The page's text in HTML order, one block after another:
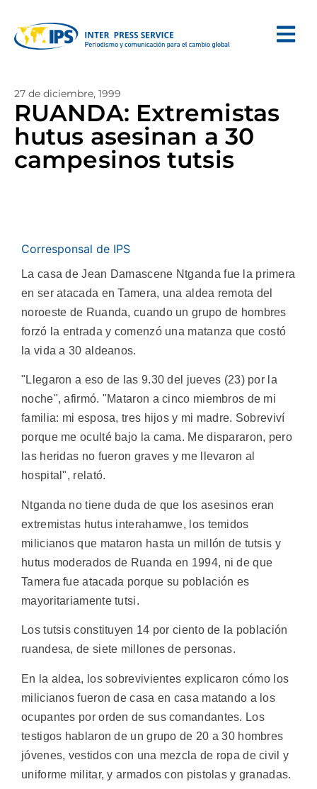
27 de diciembre, 1999
RUANDA: Extremistas
hutus asesinan a 30
campesinos tutsis
Corresponsal de IPS
La casa de Jean Damascene Ntganda fue la primera
en ser atacada en Tamera, una aldea remota del
noroeste de Ruanda, cuando un grupo de hombres
forzó la entrada y comenzó una matanza que costó
la vida a 30 aldeanos.
"Llegaron a eso de las 9.30 del jueves (23) por la
noche", afirmó. "Mataron a cinco miembros de mi
familia: mi esposa, tres hijos y mi madre. Sobreviví
porque me oculté bajo la cama. Me dispararon, pero
las heridas no fueron graves y me llevaron al
hospital", relató.
Ntganda no tiene duda de que los asesinos eran
extremistas hutus interahamwe, los temidos
milicianos que mataron hasta un millón de tutsis y
hutus moderados de Ruanda en 1994, ni de que
Tamera fue atacada porque su población es
mayoritariamente tutsi.
Los tutsis constituyen 14 por ciento de la población
ruandesa, de siete millones de personas.
En la aldea, los sobrevivientes explicaron cómo los
milicianos fueron de casa en casa matando a los
ocupantes por orden de sus comandantes. Los
testigos hablaron de un grupo de 20 a 30 hombres
jóvenes, vestidos con una mezcla de ropa de civil y
uniforme militar, y armados con pistolas y granadas.